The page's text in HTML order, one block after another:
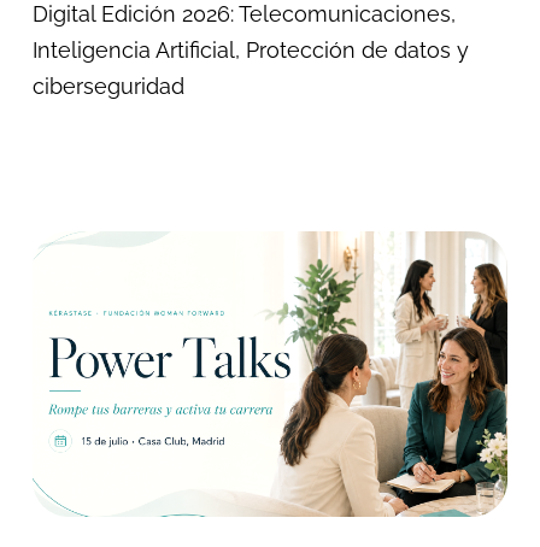
Digital Edición 2026: Telecomunicaciones,
Inteligencia Artificial, Protección de datos y
ciberseguridad